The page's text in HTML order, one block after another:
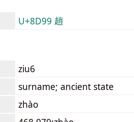
U+8D99 趙
ziu6
surname; ancient state
zhào